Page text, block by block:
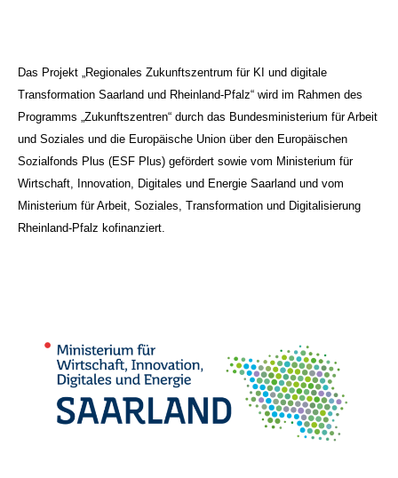
Das Projekt „Regionales Zukunftszentrum für KI und digitale
Transformation Saarland und Rheinland-Pfalz“ wird im Rahmen des
Programms „Zukunftszentren“ durch das Bundesministerium für Arbeit
und Soziales und die Europäische Union über den Europäischen
Sozialfonds Plus (ESF Plus) gefördert sowie vom Ministerium für
Wirtschaft, Innovation, Digitales und Energie Saarland und vom
Ministerium für Arbeit, Soziales, Transformation und Digitalisierung
Rheinland-Pfalz kofinanziert.